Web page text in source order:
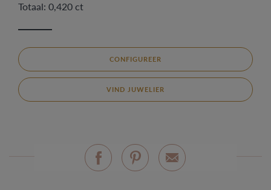
Totaal: 0,420 ct
CONFIGUREER
VIND JUWELIER